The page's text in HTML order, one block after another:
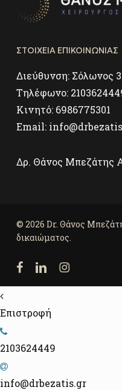
ΣΤΟΙΧΕΙΑ ΕΠΙΚΟΙΝΩΝΙΑΣ
Διεύθυνση: Σόλωνος
Τηλέφωνο:
Κινητό: 6986775301
Email:
Δρ. Θάνος Μπεζάτης
© 2026 Dr. Θάνος
δικαιώματος.
facebooklinkedininstagram
Επιστροφή
2103624449
info@drbezatis.gr